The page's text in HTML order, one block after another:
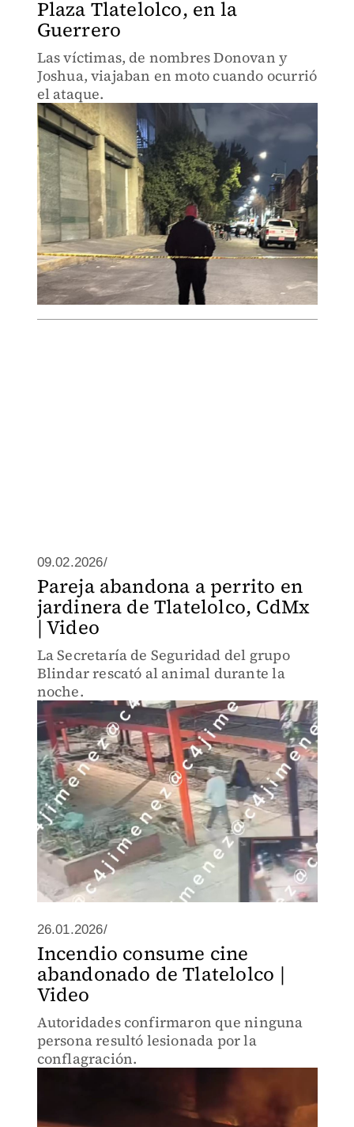
Plaza Tlatelolco, en la
Guerrero
Las víctimas, de nombres Donovan y
Joshua, viajaban en moto cuando ocurrió
el ataque.
09.02.2026/
Pareja abandona a perrito en
jardinera de Tlatelolco, CdMx
| Video
La Secretaría de Seguridad del grupo
Blindar rescató al animal durante la
noche.
26.01.2026/
Incendio consume cine
abandonado de Tlatelolco |
Video
Autoridades confirmaron que ninguna
persona resultó lesionada por la
conflagración.